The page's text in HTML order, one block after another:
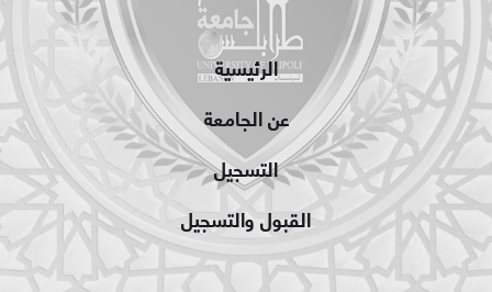
الرئيسية
عن الجامعة
التسجيل
القبول والتسجيل